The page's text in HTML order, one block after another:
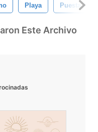
Playa Puesta De
Este Archivo